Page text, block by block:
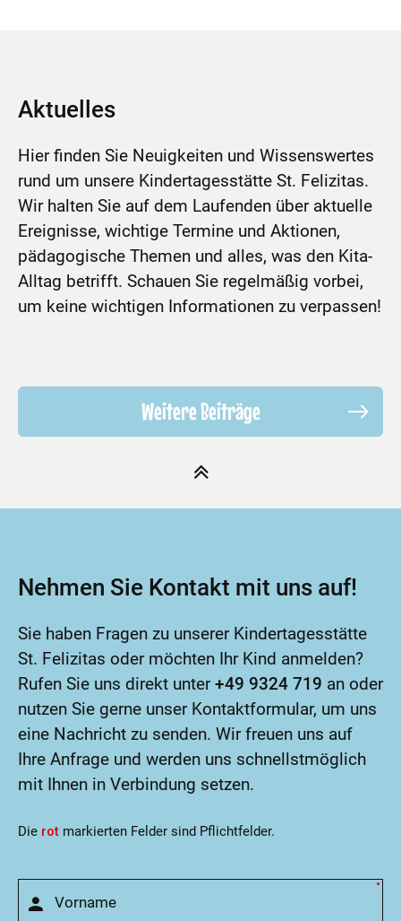
Aktuelles
Hier finden Sie Neuigkeiten und Wissenswertes
rund um unsere Kindertagesstätte St. Felizitas.
Wir halten Sie auf dem Laufenden über aktuelle
Ereignisse, wichtige Termine und Aktionen,
pädagogische Themen und alles, was den Kita-
Alltag betrifft. Schauen Sie regelmäßig vorbei,
um keine wichtigen Informationen zu verpassen!
Weitere Beiträge
Nehmen Sie Kontakt mit uns auf!
Sie haben Fragen zu unserer Kindertagesstätte
St. Felizitas oder möchten Ihr Kind anmelden?
Rufen Sie uns direkt unter+49 9324 719 an oder
nutzen Sie gerne unser Kontaktformular, um uns
eine Nachricht zu senden. Wir freuen uns auf
Ihre Anfrage und werden uns schnellstmöglich
mit Ihnen in Verbindung setzen.
Die rot markierten Felder sind Pflichtfelder.